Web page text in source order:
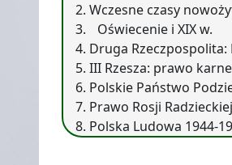
Wczesne czasy
Oświecenie i XIX w.
Druga
III Rzesza: prawo
Polskie Państwo
Prawo Rosji Radzieckiej
Polska Ludowa 1944-